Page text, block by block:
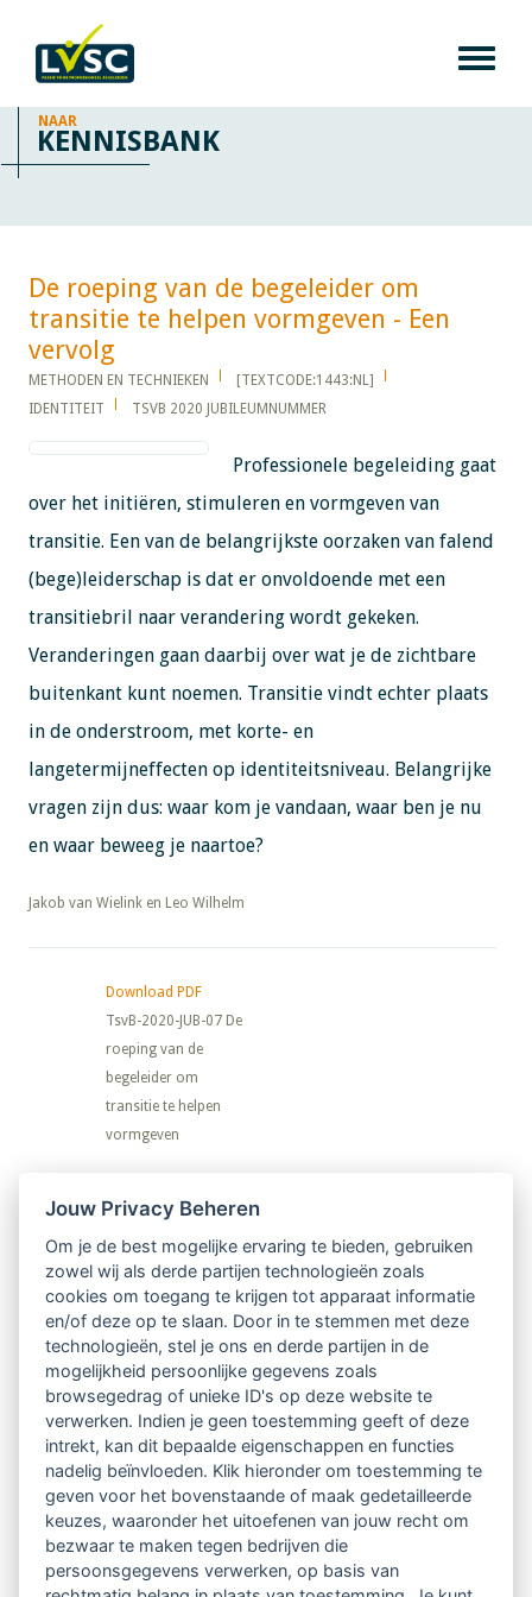
NAAR
KENNISBANK
De roeping van de begeleider om
transitie te helpen vormgeven - Een
vervolg​​​​​​
METHODEN EN TECHNIEKEN
[TEXTCODE:1443:NL]
IDENTITEIT
TSVB 2020 JUBILEUMNUMMER
Professionele begeleiding gaat
over het initiëren, stimuleren en vormgeven van
transitie. Een van de belangrijkste oorzaken van falend
(bege)leiderschap is dat er onvoldoende met een
transitiebril naar verandering wordt gekeken.
Veranderingen gaan daarbij over wat je de zichtbare
buitenkant kunt noemen. Transitie vindt echter plaats
in de onderstroom, met korte- en
langetermijneffecten op identiteitsniveau. Belangrijke
vragen zijn dus: waar kom je vandaan, waar ben je nu
en waar beweeg je naartoe?
​​​​​​​Jakob van Wielink en Leo Wilhelm
Download PDF
TsvB-2020-JUB-07 De
roeping van de
begeleider om
transitie te helpen
vormgeven
Nieuwsbrief
Ontvang 10 x per jaar de LVSC-
relatienieuwsbrief met o.a.:
vrij toegankelijke TsvB-artikelen
nieuws op het vlak van professioneel
begeleiden
informatie over LVSC-activiteiten
Aanmelden nieuwsbrief
Jouw Privacy Beheren
Om je de best mogelijke ervaring te bieden, gebruiken
zowel wij als derde partijen technologieën zoals
cookies om toegang te krijgen tot apparaat informatie
en/of deze op te slaan. Door in te stemmen met deze
technologieën, stel je ons en derde partijen in de
mogelijkheid persoonlijke gegevens zoals
browsegedrag of unieke ID's op deze website te
verwerken. Indien je geen toestemming geeft of deze
intrekt, kan dit bepaalde eigenschappen en functies
nadelig beïnvloeden. Klik hieronder om toestemming te
geven voor het bovenstaande of maak gedetailleerde
keuzes, waaronder het uitoefenen van jouw recht om
bezwaar te maken tegen bedrijven die
persoonsgegevens verwerken, op basis van